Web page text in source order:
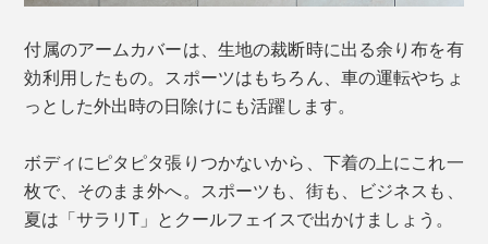
付属のアームカバーは、生地の裁断時に出る余り布を有
効利用したもの。スポーツはもちろん、車の運転やちょ
っとした外出時の日除けにも活躍します。
ボディにピタピタ張りつかないから、下着の上にこれ一
枚で、そのまま外へ。スポーツも、街も、ビジネスも、
夏は「サラリT」とクールフェイスで出かけましょう。